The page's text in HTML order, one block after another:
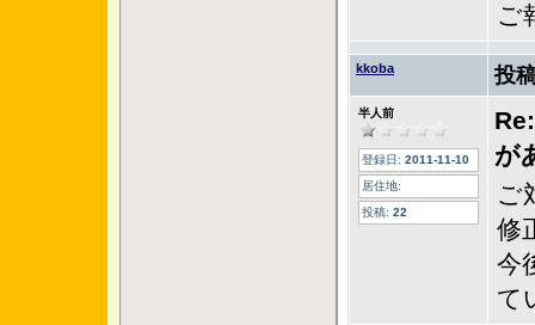
ご
kkoba 投
半人前
登録日: 2011-11-10
居住地:
投稿: 22
が
ご
修
今
て